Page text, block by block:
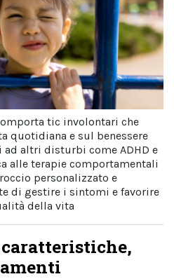
tic involontari che
quotidiana e sul benessere
ad altri disturbi come ADHD e
alle terapie comportamentali
personalizzato e
di gestire i sintomi e favorire
della vita